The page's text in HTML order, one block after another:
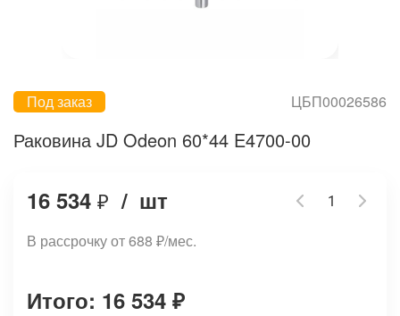
Под заказ ЦБП00026586
Раковина JD Odeon 60*44 E4700-00
16 534 ₽ / шт
В рассрочку от 688 ₽/мес.
Итого: 16 534 ₽